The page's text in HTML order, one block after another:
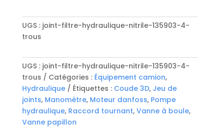
UGS : joint-filtre-hydraulique-nitrile-135903-4-
trous
UGS : joint-filtre-hydraulique-nitrile-135903-4-
trous
Catégories : Équipement camion,
Hydraulique
Étiquettes : Coude 3D, Jeu de
joints, Manomètre, Moteur danfoss, Pompe
hydraulique, Raccord tournant, Vanne à boule,
Vanne papillon